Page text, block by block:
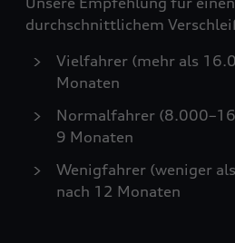
durchschnittlichem
Vielfahrer (mehr als
Monaten
Normalfahrer
9 Monaten
Wenigfahrer (weniger
nach 12 Monaten